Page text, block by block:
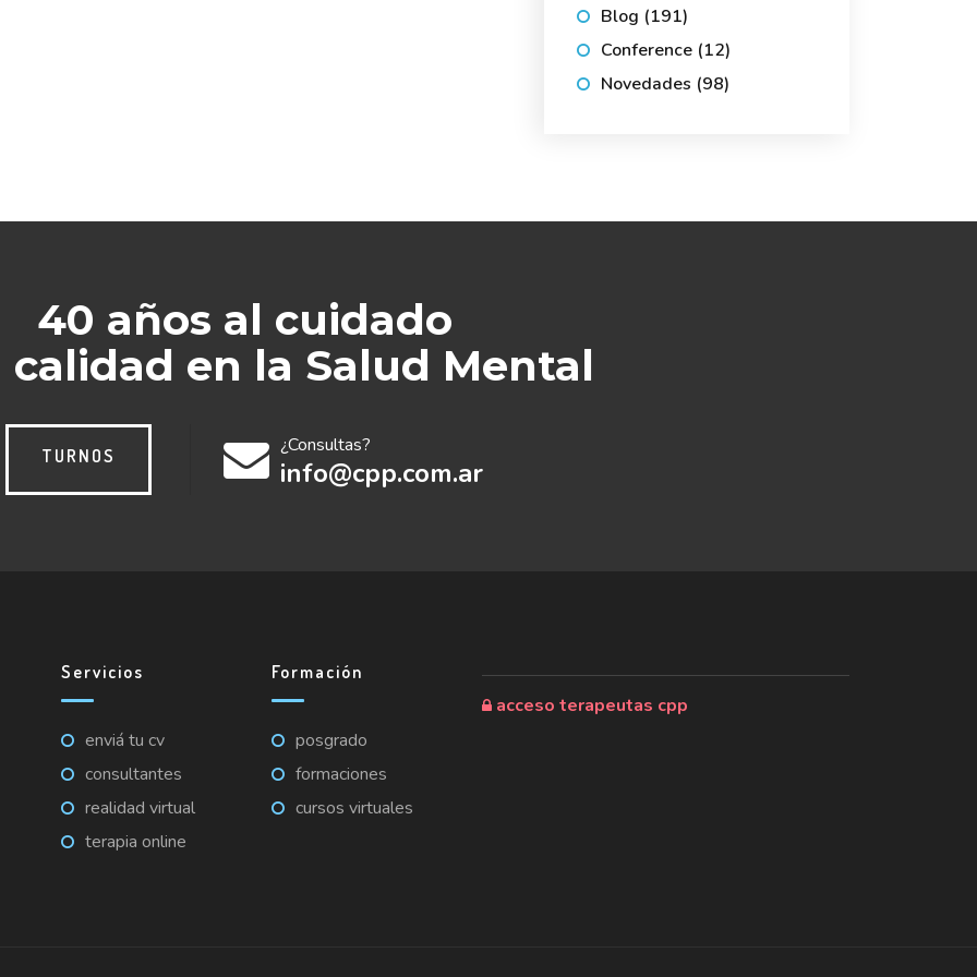
Blog (191)
Conference (12)
Novedades (98)
40 años al cuidado
calidad en la Salud Mental
TURNOS ¿Consultas?
info@cpp.com.ar
Servicios
enviá tu cv
consultantes
realidad virtual
terapia online
Formación
posgrado
formaciones
cursos virtuales
acceso terapeutas cpp